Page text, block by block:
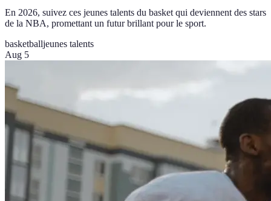
En 2026, suivez ces jeunes talents du basket qui deviennent des stars
de la NBA, promettant un futur brillant pour le sport.
basketballjeunes talents
Aug 5